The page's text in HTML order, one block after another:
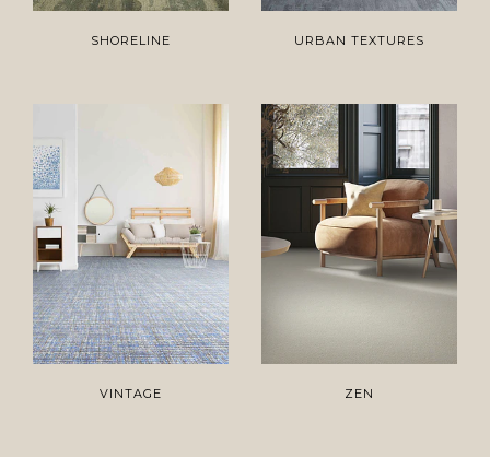
SHORELINE URBAN TEXTURES
VINTAGE ZEN